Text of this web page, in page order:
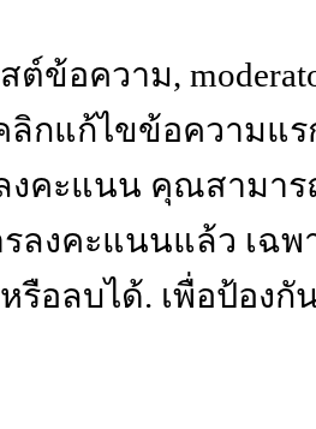
ต์ข้อความ,
ลิกแก้ไขข้อความแ
งคะแนน คุณสามา
งคะแนนแล้ว เฉพา
รือลบได้. เพื่อป้อง